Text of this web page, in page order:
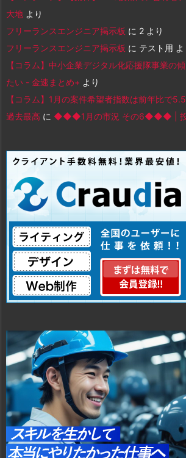
大地 より
フリーランスエンジニア掲示板 に 2 より
フリーランスエンジニア掲示板 に テスト用 よ
【コラム】中小企業デジタル化応援隊事業の
たい - 金速まとめ+ より
【コラム】1月の案件希望者指数は前年比で
過去最高 に ◆◆◆1月の市況 その6◆◆◆ | 投